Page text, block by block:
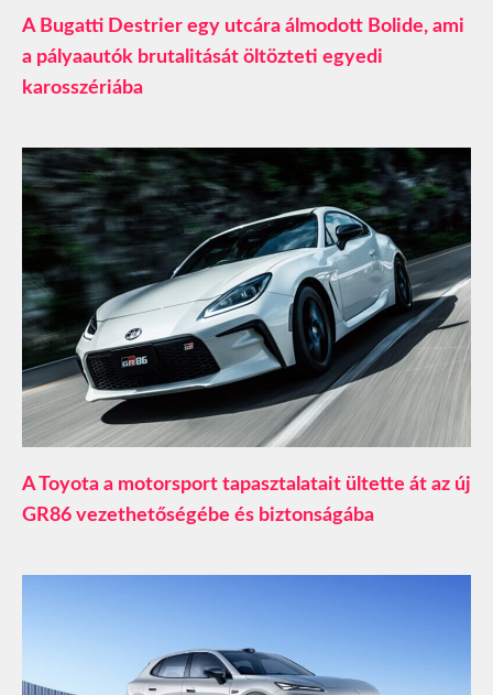
A Bugatti Destrier egy utcára álmodott Bolide, ami
a pályaautók brutalitását öltözteti egyedi
karosszériába
A Toyota a motorsport tapasztalatait ültette át az új
GR86 vezethetőségébe és biztonságába